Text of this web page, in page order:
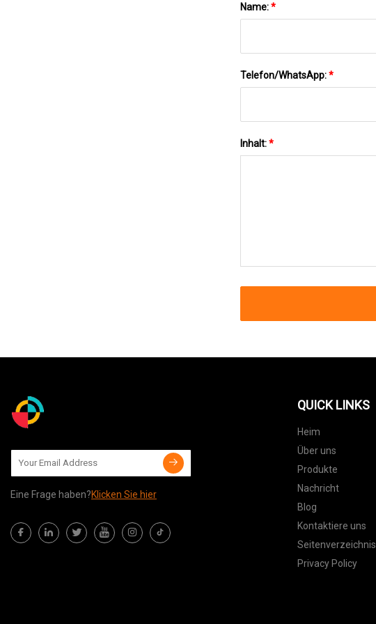
Name:*
Telefon/WhatsApp:*
Inhalt:*
Eine Frage haben?Klicken Sie hier
QUICK LINKS
Heim
Über uns
Produkte
Nachricht
Blog
Kontaktiere uns
Seitenverzeichnis
Privacy Policy